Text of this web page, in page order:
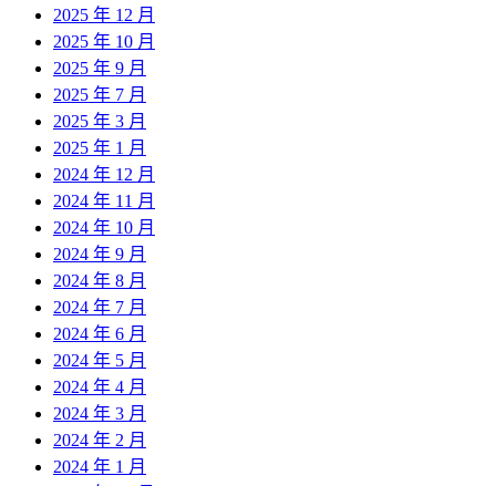
2025 年 12 月
2025 年 10 月
2025 年 9 月
2025 年 7 月
2025 年 3 月
2025 年 1 月
2024 年 12 月
2024 年 11 月
2024 年 10 月
2024 年 9 月
2024 年 8 月
2024 年 7 月
2024 年 6 月
2024 年 5 月
2024 年 4 月
2024 年 3 月
2024 年 2 月
2024 年 1 月